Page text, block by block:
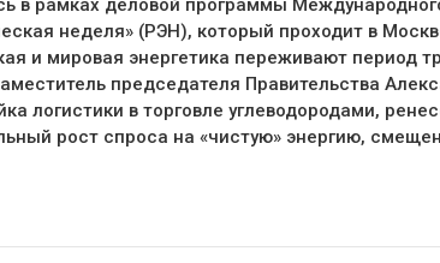
в рамках деловой программы
неделя» (РЭН), который проходит в
и мировая энергетика переживают период
председателя Правительства
логистики в торговле углеводородами,
рост спроса на «чистую» энергию,